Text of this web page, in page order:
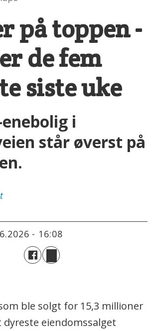
på toppen -
de fem
siste uke
i
står øverst på
- 16:08
ble solgt for 15,3 millioner
dyreste eiendomssalget